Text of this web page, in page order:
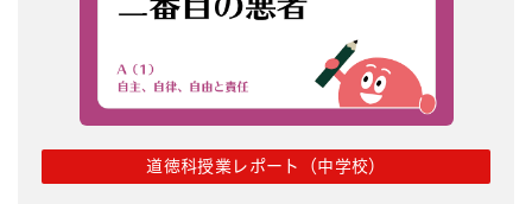
道徳科授業レポート（中学校）